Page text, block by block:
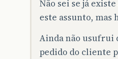
Não sei se já
este assunto, mas
Ainda não usufrui
pedido do cliente